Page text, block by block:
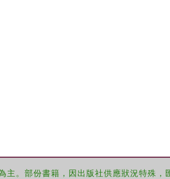
。部份書籍，因出版社供應狀況特殊，